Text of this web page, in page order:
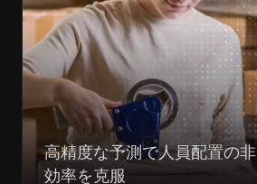
高精度な予測で人員配置の非
効率を克服